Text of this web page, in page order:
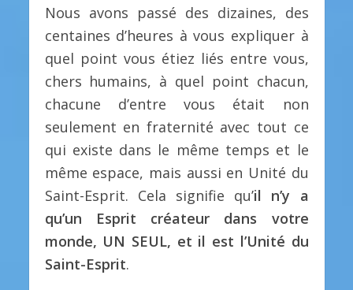
Nous avons passé des dizaines, des
centaines d’heures à vous expliquer à
quel point vous étiez liés entre vous,
chers humains, à quel point chacun,
chacune d’entre vous était non
seulement en fraternité avec tout ce
qui existe dans le même temps et le
même espace, mais aussi en Unité du
Saint-Esprit. Cela signifie qu’il n’y a
qu’un Esprit créateur dans votre
monde, UN SEUL, et il est l’Unité du
Saint-Esprit.